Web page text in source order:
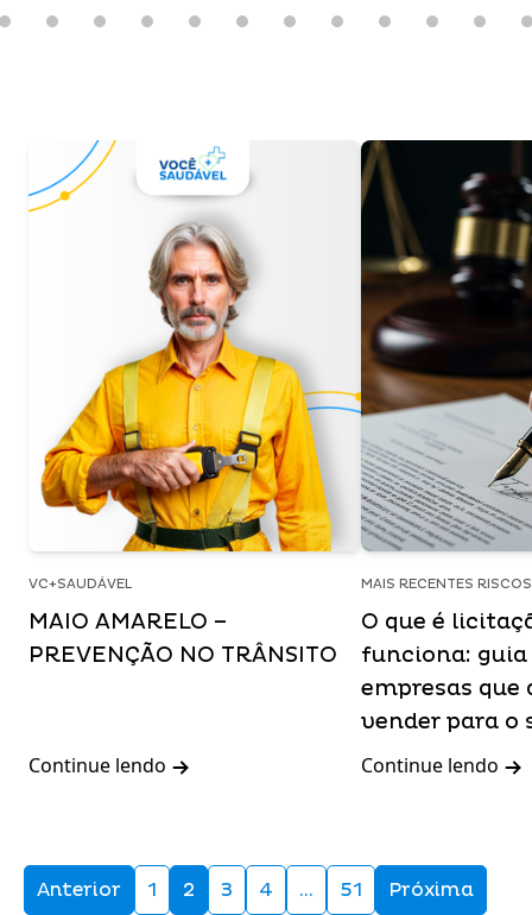
VC+SAUDÁVEL
MAIO AMARELO –
PREVENÇÃO NO TRÂNSITO
Continue lendo
MAIS RECENTES
O que é
funciona:
empresas que
vender para o
Continue lendo
Anterior 1 2 3 4 … 51 Próxima